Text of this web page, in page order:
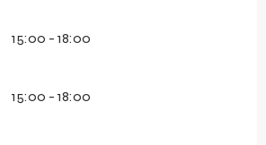
15:00 - 18:00
15:00 - 18:00